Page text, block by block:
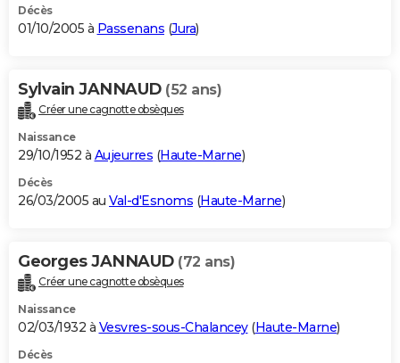
Décès
01/10/2005 à Passenans (Jura)
Sylvain JANNAUD (52 ans)
Créer une cagnotte obsèques
Naissance
29/10/1952 à Aujeurres (Haute-Marne)
Décès
26/03/2005 au Val-d'Esnoms (Haute-Marne)
Georges JANNAUD (72 ans)
Créer une cagnotte obsèques
Naissance
02/03/1932 à Vesvres-sous-Chalancey(Haute-Marne)
Décès